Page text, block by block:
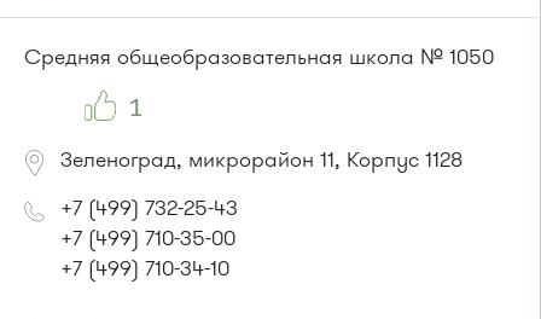
или до остановки"12 микрорайон":
493.
Маршрутка № 127, 128, 312, 377, 390, 408м, 431м, 476, 476м,
720м, 900, 903
Средняя общеобразовательная школа № 1050
1
Зеленоград, микрорайон 11, Корпус 1128
+7 (499) 732-25-43
+7 (499) 710-35-00
+7 (499) 710-34-10